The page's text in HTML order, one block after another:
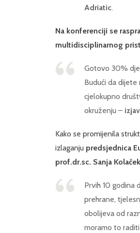
Adriatic.
Na konferenciji se
multidisciplinarnog
Gotovo 30%
Budući da
cjelokupno
okruženju –
Kako se promijenila
izlaganju predsjednica
prof.dr.sc. Sanja Kolaček
Prvih 10 godina
prehrane,
obolijeva od
moramo to